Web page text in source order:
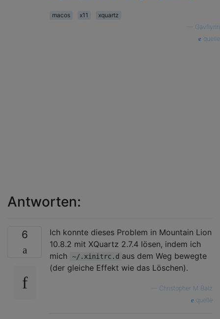
macos x11
xquartz
Gavflynn
quelle
Antworten:
6
Ich konnte dieses Problem in Mountain Lion
10.8.2 mit XQuartz 2.7.4 lösen, indem ich
mich
~/.xinitrc.d aus dem Weg bewegte
(der gleiche Effekt wie das Löschen).
Christopher M Balz
quelle